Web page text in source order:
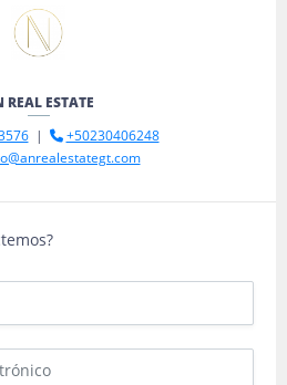
REAL ESTATE
|
+50230406248